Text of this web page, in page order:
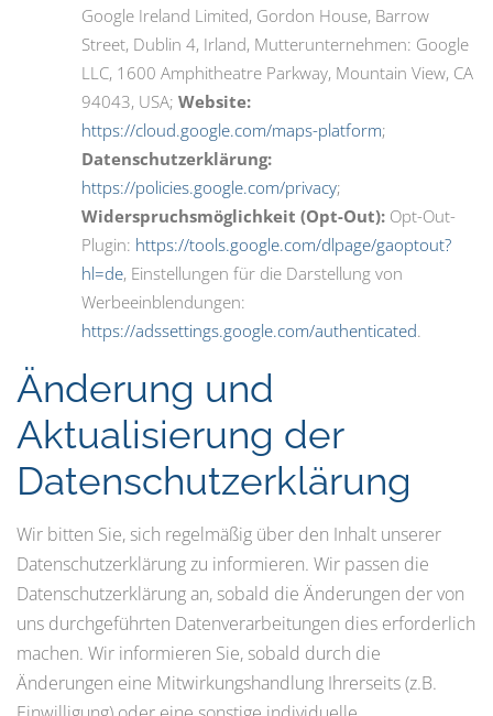
Google Ireland Limited, Gordon House, Barrow
Street, Dublin 4, Irland, Mutterunternehmen: Google
LLC, 1600 Amphitheatre Parkway, Mountain View, CA
94043, USA; Website:
https://cloud.google.com/maps-platform;
Datenschutzerklärung:
https://policies.google.com/privacy;
Widerspruchsmöglichkeit (Opt-Out):Opt-Out-
Plugin: https://tools.google.com/dlpage/gaoptout?
hl=de, Einstellungen für die Darstellung von
Werbeeinblendungen:
https://adssettings.google.com/authenticated.
Änderung und
Aktualisierung der
Datenschutzerklärung
Wir bitten Sie, sich regelmäßig über den Inhalt unserer
Datenschutzerklärung zu informieren. Wir passen die
Datenschutzerklärung an, sobald die Änderungen der von
uns durchgeführten Datenverarbeitungen dies erforderlich
machen. Wir informieren Sie, sobald durch die
Änderungen eine Mitwirkungshandlung Ihrerseits (z.B.